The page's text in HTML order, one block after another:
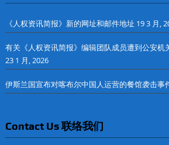
《人权资讯简报》新的网址和邮件地址 19 3 月,
有关《人权资讯简报》编辑团队成员遭到公安机
23 1 月, 2026
伊斯兰国宣布对喀布尔中国人运营的餐馆袭击事
Contact Us 联络我们